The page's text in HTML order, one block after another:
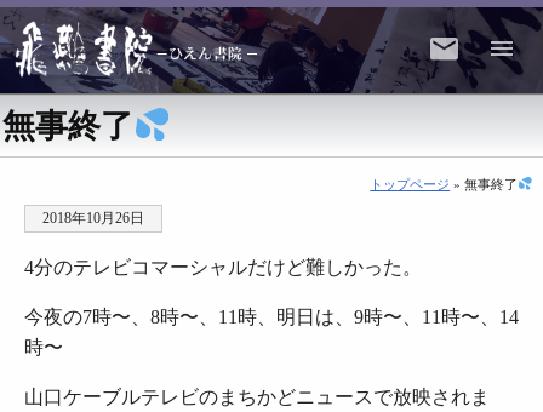
無事終了
トップページ » 無事終了
2018年10月26日
4分のテレビコマーシャルだけど難しかった。
今夜の7時〜、8時〜、11時、明日は、9時〜、11時〜、14
時〜
山口ケーブルテレビのまちかどニュースで放映されま